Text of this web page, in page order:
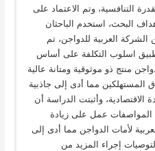
التنافسية، وتم الاعتماد على
البحث، استخدم الباحثان
الشركة العربية للدواجن، تم
اسلوب التكلفة على أساس
منتج ذو موثوقية ومتانة عالية
المستهلكين مما أدى إلى جاذبية
وأثبتت الدراسة أن
عمل على زيادة
لأمات الدواجن مما أدى إلى
إجراء المزيد من